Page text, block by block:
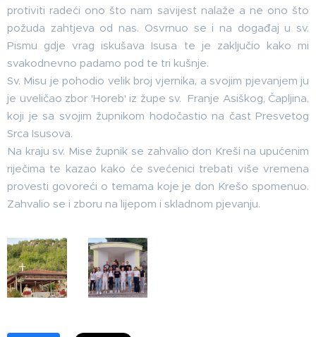
protiviti radeći ono što nam savijest nalaže a ne ono što
požuda zahtjeva od nas. Osvrnuo se i na događaj u sv.
Pismu gdje vrag iskušava Isusa te je zaključio kako mi
svakodnevno padamo pod te tri kušnje.
Sv. Misu je pohodio velik broj vjernika, a svojim pjevanjem ju
je uveličao zbor 'Horeb' iz župe sv. Franje Asiškog, Čapljina,
koji je sa svojim župnikom hodočastio na čast Presvetog
Srca Isusova.
Na kraju sv. Mise župnik se zahvalio don Kreši na upućenim
riječima te kazao kako će svećenici trebati više vremena
provesti govoreći o temama koje je don Krešo spomenuo.
Zahvalio se i zboru na lijepom i skladnom pjevanju.